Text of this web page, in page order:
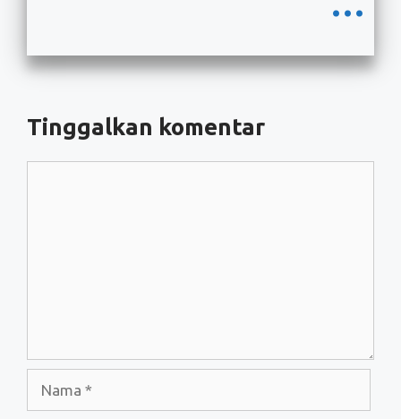
Tinggalkan komentar
Nama